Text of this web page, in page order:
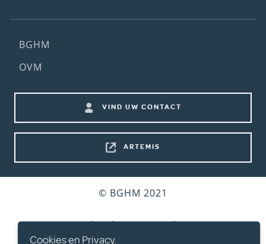
Footer
(2nd
BGHM
OVM
shortcuts
VIND UW CONTACT
ARTEMIS
© BGHM 2021
Gebruiksvoorwaarden
Cookies en Privacy.